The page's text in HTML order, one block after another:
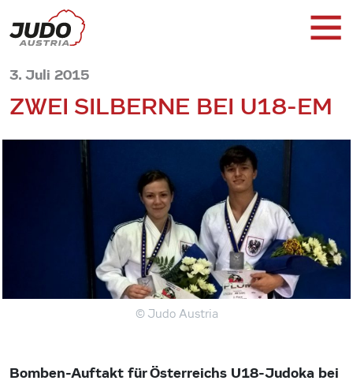
3. Juli 2015
ZWEI SILBERNE BEI U18-EM
© Judo Austria
Bomben-Auftakt für Österreichs U18-Judoka bei